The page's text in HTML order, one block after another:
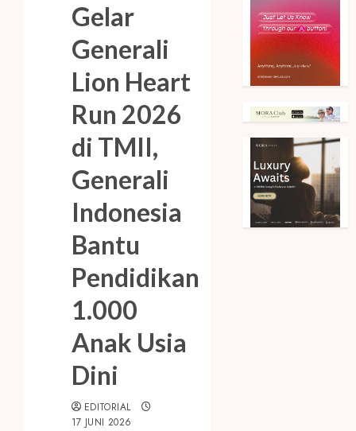
Gelar
Generali
Lion Heart
Run 2026
di TMII,
Generali
Indonesia
Bantu
Pendidikan
1.000
Anak Usia
Dini
EDITORIAL
17 JUNI 2026